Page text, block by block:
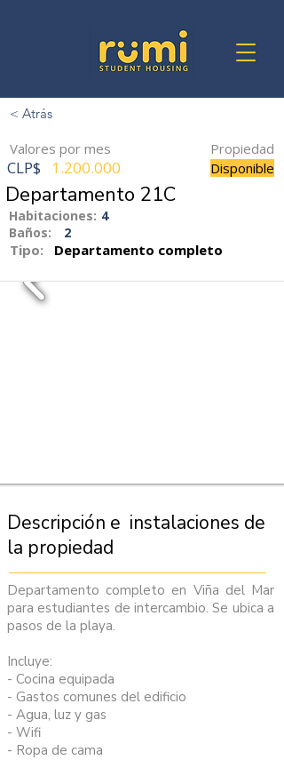
< Atrás
Valores por mes
CLP$ 1.200.000
Propiedad
Disponible
Departamento 21C
Habitaciones: 4
Baños:
2
Tipo: Departamento completo
Descripción e instalaciones de
la propiedad
Departamento completo en Viña del Mar
para estudiantes de intercambio. Se ubica a
pasos de la playa.
Incluye:
- Cocina equipada
- Gastos comunes del edificio
- Agua, luz y gas
- Wifi
- Ropa de cama